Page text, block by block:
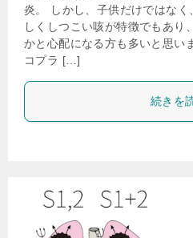
炎。 しかし、子供だけではな
しくしつこい咳が特徴でもあり
かと心配になる方も多いと思い
コプラ […]
続きを